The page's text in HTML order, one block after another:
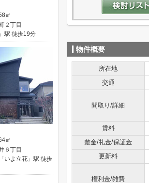
物件概要
所在地
交通
間取り/詳細
賃料
敷金/礼金/保証金
更新料
権利金/雑費
㎡
２丁目
駅 徒歩19分
㎡
６丁目
いよ立花」駅 徒歩